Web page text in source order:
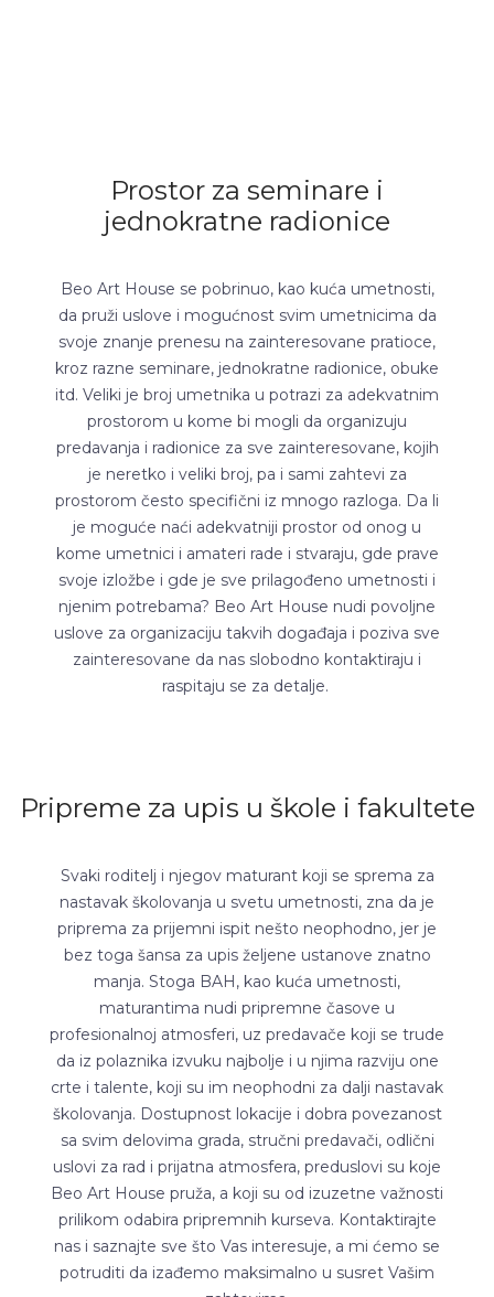
Prostor za seminare i
jednokratne radionice
Beo Art House se pobrinuo, kao kuća umetnosti,
da pruži uslove i mogućnost svim umetnicima da
svoje znanje prenesu na zainteresovane pratioce,
kroz razne seminare, jednokratne radionice, obuke
itd. Veliki je broj umetnika u potrazi za adekvatnim
prostorom u kome bi mogli da organizuju
predavanja i radionice za sve zainteresovane, kojih
je neretko i veliki broj, pa i sami zahtevi za
prostorom često specifični iz mnogo razloga. Da li
je moguće naći adekvatniji prostor od onog u
kome umetnici i amateri rade i stvaraju, gde prave
svoje izložbe i gde je sve prilagođeno umetnosti i
njenim potrebama? Beo Art House nudi povoljne
uslove za organizaciju takvih događaja i poziva sve
zainteresovane da nas slobodno kontaktiraju i
raspitaju se za detalje.
Pripreme za upis u škole i fakultete
Svaki roditelj i njegov maturant koji se sprema za
nastavak školovanja u svetu umetnosti, zna da je
priprema za prijemni ispit nešto neophodno, jer je
bez toga šansa za upis željene ustanove znatno
manja. Stoga BAH, kao kuća umetnosti,
maturantima nudi pripremne časove u
profesionalnoj atmosferi, uz predavače koji se trude
da iz polaznika izvuku najbolje i u njima razviju one
crte i talente, koji su im neophodni za dalji nastavak
školovanja. Dostupnost lokacije i dobra povezanost
sa svim delovima grada, stručni predavači, odlični
uslovi za rad i prijatna atmosfera, preduslovi su koje
Beo Art House pruža, a koji su od izuzetne važnosti
prilikom odabira pripremnih kurseva. Kontaktirajte
nas i saznajte sve što Vas interesuje, a mi ćemo se
potruditi da izađemo maksimalno u susret Vašim